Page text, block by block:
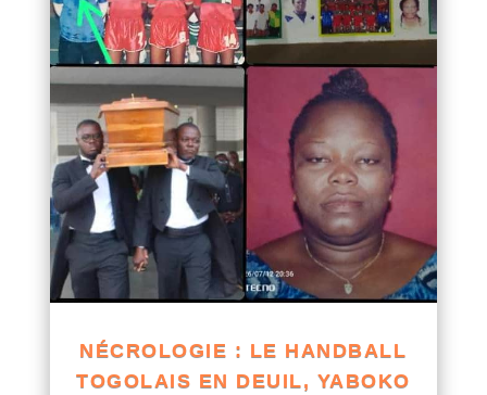
NÉCROLOGIE : LE HANDBALL
TOGOLAIS EN DEUIL, YABOKO